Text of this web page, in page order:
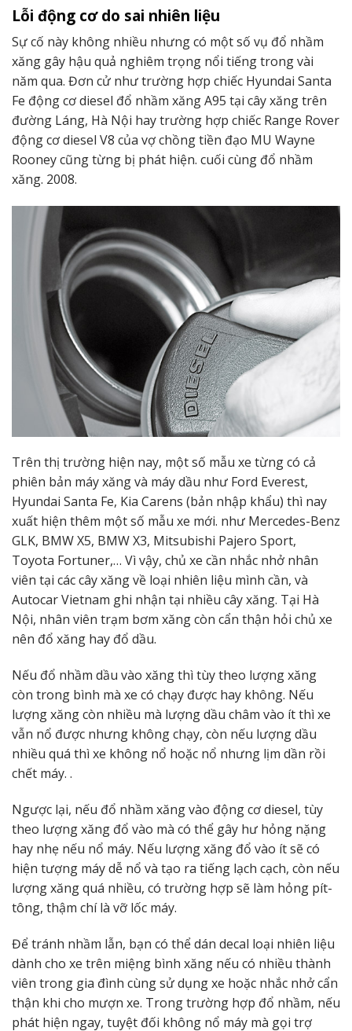
Lỗi động cơ do sai nhiên liệu
Sự cố này không nhiều nhưng có một số vụ đổ nhầm
xăng gây hậu quả nghiêm trọng nổi tiếng trong vài
năm qua. Đơn cử như trường hợp chiếc Hyundai Santa
Fe động cơ diesel đổ nhầm xăng A95 tại cây xăng trên
đường Láng, Hà Nội hay trường hợp chiếc Range Rover
động cơ diesel V8 của vợ chồng tiền đạo MU Wayne
Rooney cũng từng bị phát hiện. cuối cùng đổ nhầm
xăng. 2008.
Trên thị trường hiện nay, một số mẫu xe từng có cả
phiên bản máy xăng và máy dầu như Ford Everest,
Hyundai Santa Fe, Kia Carens (bản nhập khẩu) thì nay
xuất hiện thêm một số mẫu xe mới. như Mercedes-Benz
GLK, BMW X5, BMW X3, Mitsubishi Pajero Sport,
Toyota Fortuner,… Vì vậy, chủ xe cần nhắc nhở nhân
viên tại các cây xăng về loại nhiên liệu mình cần, và
Autocar Vietnam ghi nhận tại nhiều cây xăng. Tại Hà
Nội, nhân viên trạm bơm xăng còn cẩn thận hỏi chủ xe
nên đổ xăng hay đổ dầu.
Nếu đổ nhầm dầu vào xăng thì tùy theo lượng xăng
còn trong bình mà xe có chạy được hay không. Nếu
lượng xăng còn nhiều mà lượng dầu châm vào ít thì xe
vẫn nổ được nhưng không chạy, còn nếu lượng dầu
nhiều quá thì xe không nổ hoặc nổ nhưng lịm dần rồi
chết máy. .
Ngược lại, nếu đổ nhầm xăng vào động cơ diesel, tùy
theo lượng xăng đổ vào mà có thể gây hư hỏng nặng
hay nhẹ nếu nổ máy. Nếu lượng xăng đổ vào ít sẽ có
hiện tượng máy dễ nổ và tạo ra tiếng lạch cạch, còn nếu
lượng xăng quá nhiều, có trường hợp sẽ làm hỏng pít-
tông, thậm chí là vỡ lốc máy.
Để tránh nhầm lẫn, bạn có thể dán decal loại nhiên liệu
dành cho xe trên miệng bình xăng nếu có nhiều thành
viên trong gia đình cùng sử dụng xe hoặc nhắc nhở cẩn
thận khi cho mượn xe. Trong trường hợp đổ nhầm, nếu
phát hiện ngay, tuyệt đối không nổ máy mà gọi trợ